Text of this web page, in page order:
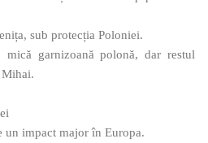
sub protecția Poloniei.
garnizoană polonă, dar restul
impact major în Europa.